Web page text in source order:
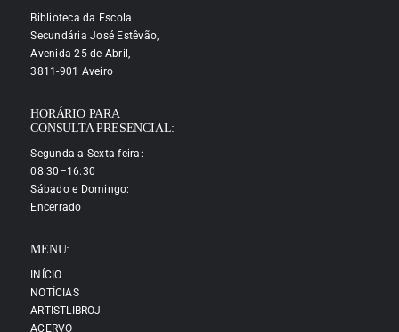
Biblioteca da Escola
Secundária José Estêvão,
Avenida 25 de Abril,
3811-901 Aveiro
HORÁRIO PARA
CONSULTA PRESENCIAL:
Segunda a Sexta-feira:
08:30–16:30
Sábado e Domingo:
Encerrado
MENU:
INÍCIO
NOTÍCIAS
ARTISTLIBROJ
ACERVO